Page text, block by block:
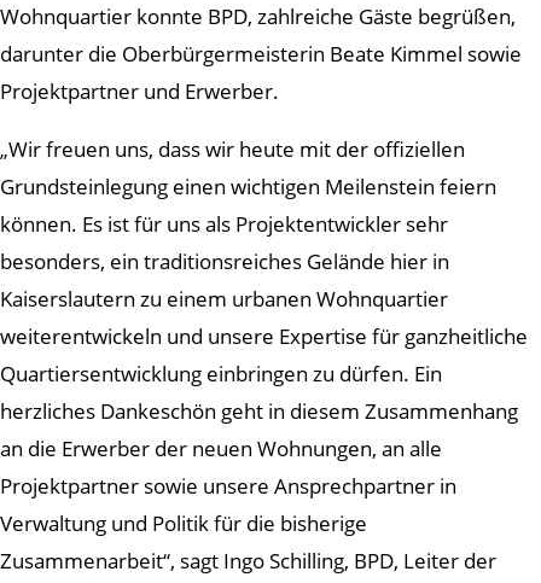
Wohnquartier konnte BPD, zahlreiche Gäste begrüßen,
darunter die Oberbürgermeisterin Beate Kimmel sowie
Projektpartner und Erwerber.
„Wir freuen uns, dass wir heute mit der offiziellen
Grundsteinlegung einen wichtigen Meilenstein feiern
können. Es ist für uns als Projektentwickler sehr
besonders, ein traditionsreiches Gelände hier in
Kaiserslautern zu einem urbanen Wohnquartier
weiterentwickeln und unsere Expertise für ganzheitliche
Quartiersentwicklung einbringen zu dürfen. Ein
herzliches Dankeschön geht in diesem Zusammenhang
an die Erwerber der neuen Wohnungen, an alle
Projektpartner sowie unsere Ansprechpartner in
Verwaltung und Politik für die bisherige
Zusammenarbeit“, sagt Ingo Schilling, BPD, Leiter der